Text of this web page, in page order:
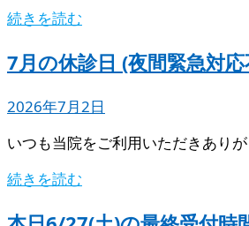
続きを読む
7月の休診日 (夜間緊急対
2026年7月2日
いつも当院をご利用いただきあり
続きを読む